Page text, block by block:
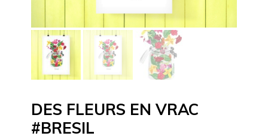
DES FLEURS EN VRAC
#BRESIL